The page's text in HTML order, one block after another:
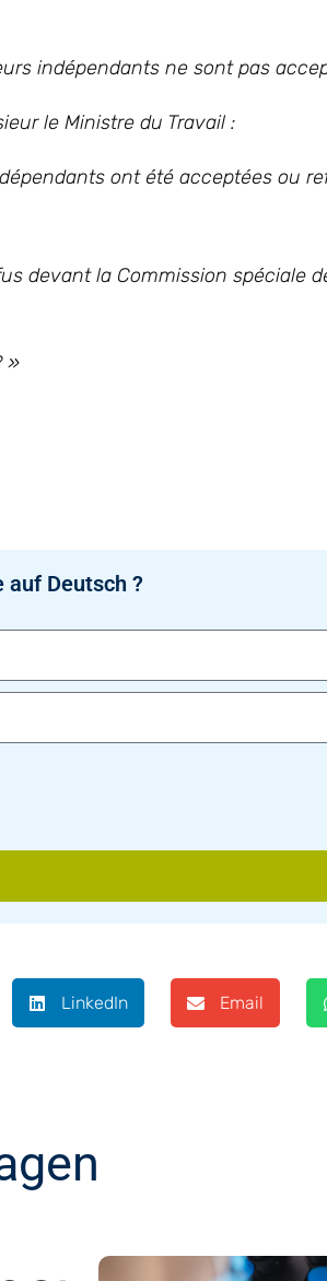
indépendants ne sont pas
le Ministre du Travail :
ont été acceptées ou
devant la Commission spéciale
»
auf Deutsch ?
LinkedIn Email